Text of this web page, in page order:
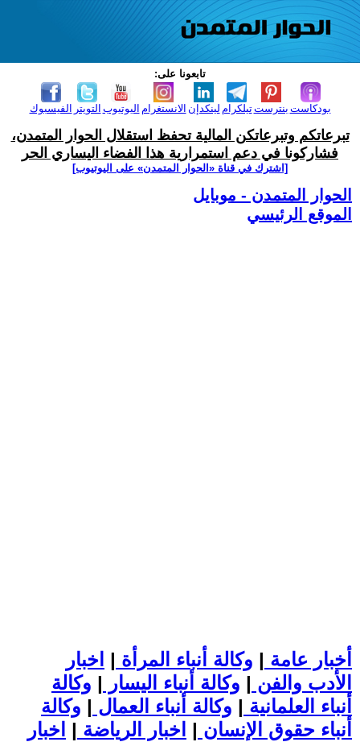
تابعونا على:
الفيسبوك التويتر اليوتيوب الانستغرام لينكدإن تيلكرامبنترست بودكاست
تبرعاتكم وتبرعاتكن المالية تحفظ استقلال الحوار المتمدن،
فشاركونا في دعم استمرارية هذا الفضاء اليساري الحر
[اشترك في قناة ‫«الحوار المتمدن» على اليوتيوب]
الحوار المتمدن - موبايل
الموقع الرئيسي
أخبار عامة | وكالة أنباء المرأة | اخبار
الأدب والفن | وكالة أنباء اليسار | وكالة
أنباء العلمانية | وكالة أنباء العمال | وكالة
أنباء حقوق الإنسان | اخبار الرياضة | اخبار